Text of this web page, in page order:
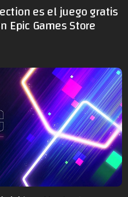
es el juego gratis
Epic Games Store